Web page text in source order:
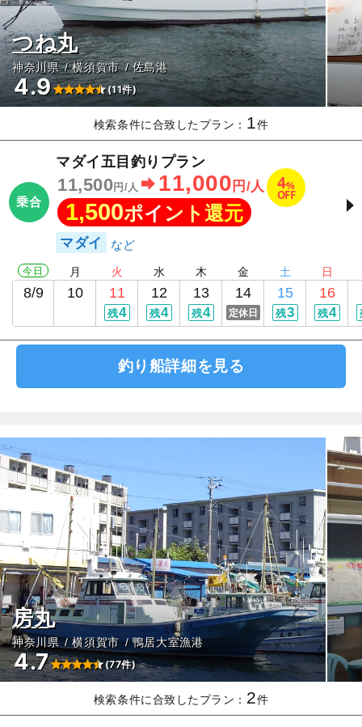
つね丸
神奈川県 横須賀市 佐島港
4.9 (11件)
検索条件に合致したプラン： 1件
乗合
マダイ五目釣りプラン
11,500 円/人 11,000 円/人 4%
OFF
1,500ポイント還元
マダイ
今日
8/9
月
10
火
11
残4
水
12
残4
木
13
残4
金
14
定休日
土
15
残3
日
16
残4
釣り船詳細を見る
房丸
神奈川県 横須賀市 鴨居大室漁港
4.7 (77件)
検索条件に合致したプラン： 2件